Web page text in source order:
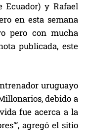
Ecuador) y Rafael
en esta semana
pero con mucha
publicada, este
uruguayo
debido a
fue acerca a la
agregó el sitio